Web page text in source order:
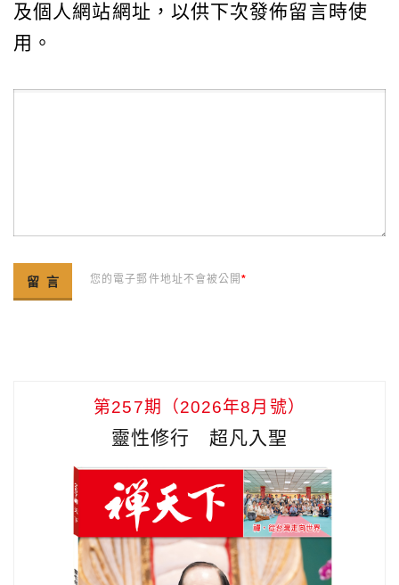
及個人網站網址，以供下次發佈留言時使
用。
您的電子郵件地址不會被公開*
第257期（2026年8月號）
靈性修行 超凡入聖